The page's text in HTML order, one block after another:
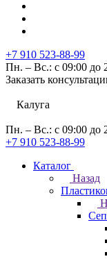
+7 910 523-88-99
Пн. – Вс.: с 09:00 до
Заказать
Калуга
Пн. – Вс.: с 09:00 до
+7 910 523-88-99
Каталог
Назад